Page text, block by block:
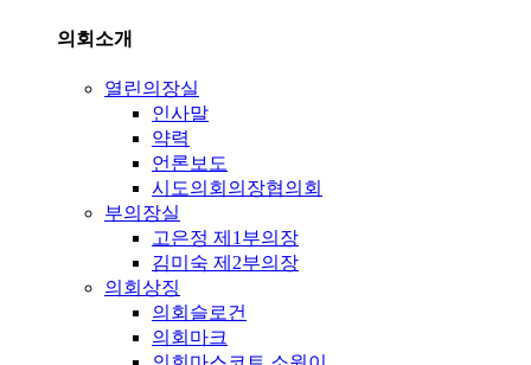
의회소개
열린의장실
인사말
약력
언론보도
시도의회의장협의회
부의장실
고은정 제1부의장
김미숙 제2부의장
의회상징
의회슬로건
의회마크